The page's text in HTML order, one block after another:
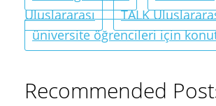
Uluslararası
TALK
üniversite öğrencileri için
Recommended